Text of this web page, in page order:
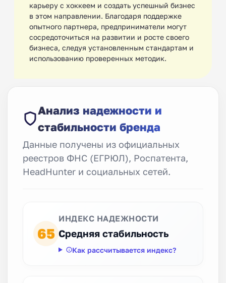
карьеру с хоккеем и создать успешный бизнес
в этом направлении. Благодаря поддержке
опытного партнера, предприниматели могут
сосредоточиться на развитии и росте своего
бизнеса, следуя установленным стандартам и
использованию проверенных методик.
Анализ надежности и
стабильности бренда
Данные получены из официальных
реестров ФНС (ЕГРЮЛ), Роспатента,
HeadHunter и социальных сетей.
65
ИНДЕКС НАДЕЖНОСТИ
Средняя стабильность
Как рассчитывается индекс?